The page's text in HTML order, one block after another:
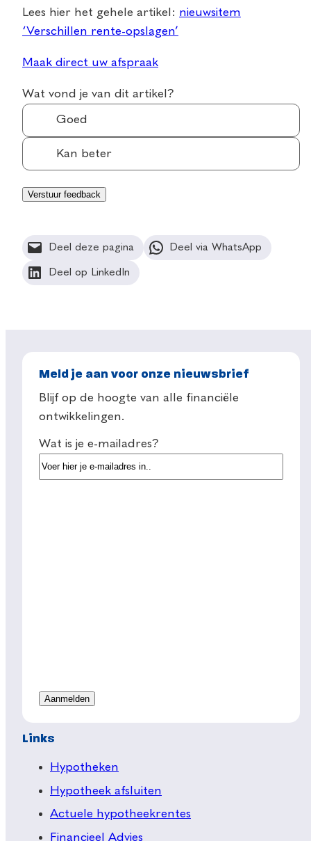
Lees hier het gehele artikel: nieuwsitem
‘Verschillen rente-opslagen’
Maak direct uw afspraak
Wat vond je van dit artikel?
Goed
Kan beter
Deel deze pagina Deel via WhatsApp
Deel op LinkedIn
Meld je aan voor onze nieuwsbrief
Blijf op de hoogte van alle financiële
ontwikkelingen.
Wat is je e-mailadres?
Links
Hypotheken
Hypotheek afsluiten
Actuele hypotheekrentes
Financieel Advies